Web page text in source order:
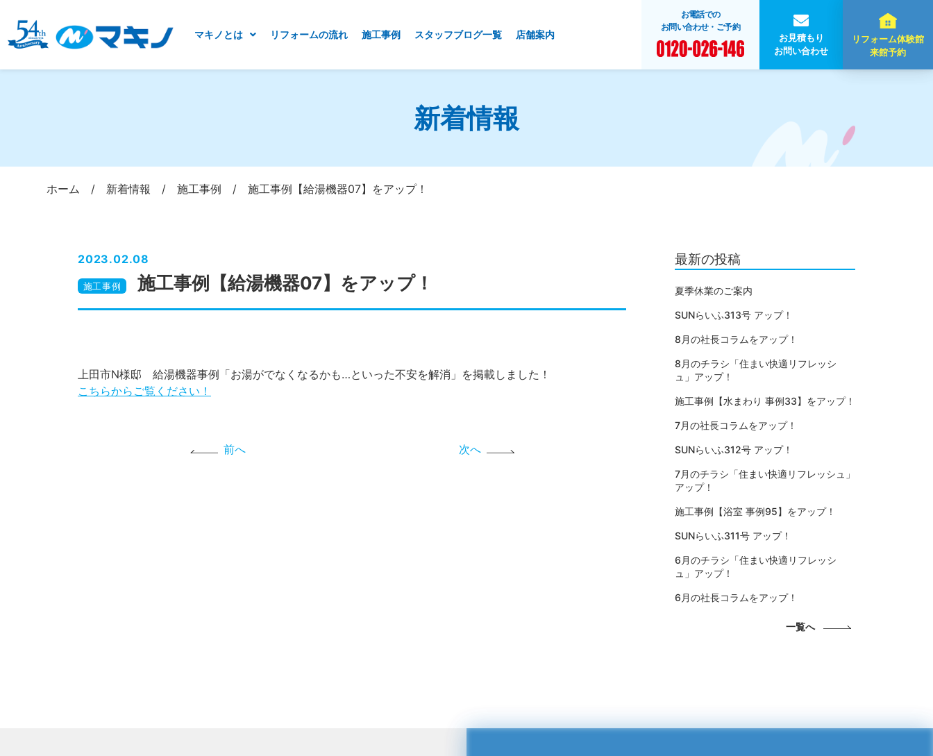
マキノとは リフォームの流れ 施工事例 スタッフブログ一覧 店舗案内
お電話での
お問い合わせ・ご予約
お見積もり
お問い合わせ
リフォーム体験館
来館予約
新着情報
ホーム / 新着情報 /施工事例 /施工事例【給湯機器07】をアップ！
2023.02.08
施工事例 施工事例【給湯機器07】をアップ！
上田市N様邸 給湯機器事例「お湯がでなくなるかも…といった不安を解消」を掲載しました！
こちらからご覧ください！
前へ 次へ
最新の投稿
夏季休業のご案内
SUNらいふ313号 アップ！
8月の社長コラムをアップ！
8月のチラシ「住まい快適リフレッシ
ュ」アップ！
施工事例【水まわり 事例33】をアップ！
7月の社長コラムをアップ！
SUNらいふ312号 アップ！
7月のチラシ「住まい快適リフレッシュ」
アップ！
施工事例【浴室 事例95】をアップ！
SUNらいふ311号 アップ！
6月のチラシ「住まい快適リフレッシ
ュ」アップ！
6月の社長コラムをアップ！
一覧へ